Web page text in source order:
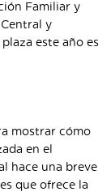
Familiar y
y
este año es
mostrar cómo
en el
hace una breve
que ofrece la